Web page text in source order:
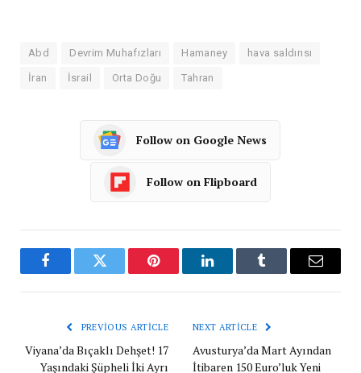
Abd Devrim Muhafızları Hamaney hava saldırısı
İran İsrail Orta Doğu Tahran
Follow on Google News
Follow on Flipboard
FacebookTwitter Pinterest LinkedInTumblr Email
PREVIOUS ARTICLE
Viyana’da Bıçaklı Dehşet! 17
Yaşındaki Şüpheli İki Ayrı
NEXT ARTICLE
Avusturya’da Mart Ayından
İtibaren 150 Euro’luk Yeni